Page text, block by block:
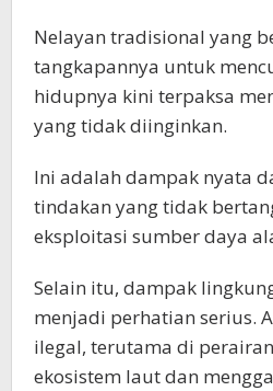
Nelayan tradisional yang
tangkapannya untuk
hidupnya kini terpaksa
yang tidak diinginkan.
Ini adalah dampak nyata
tindakan yang tidak
eksploitasi sumber daya
Selain itu, dampak
menjadi perhatian serius.
ilegal, terutama di
ekosistem laut dan